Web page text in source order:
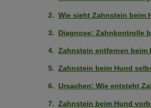
Wie sieht Zahnstein beim
Diagnose: Zahnkontrolle
Zahnstein entfernen
Zahnstein beim Hund
Ursachen: Wie entsteht
Zahnstein beim Hund